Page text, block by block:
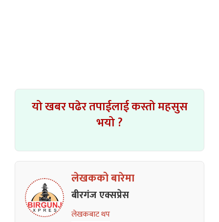
यो खबर पढेर तपाईलाई कस्तो महसुस
भयो ?
लेखकको बारेमा
बीरगंज एक्सप्रेस
लेखकबाट थप